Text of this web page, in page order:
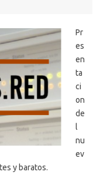
Pr
es
en
ta
ci
on
de
l
nu
ev
y baratos.